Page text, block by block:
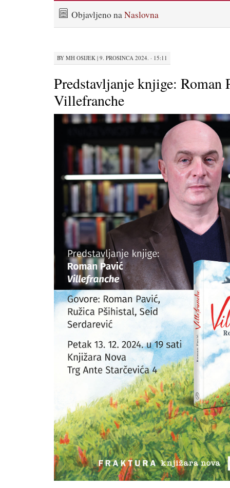
Objavljeno naNaslovna
BY MH OSIJEK | 9. PROSINCA 2024. · 15:11
Predstavljanje knjige: Roman
Villefranche